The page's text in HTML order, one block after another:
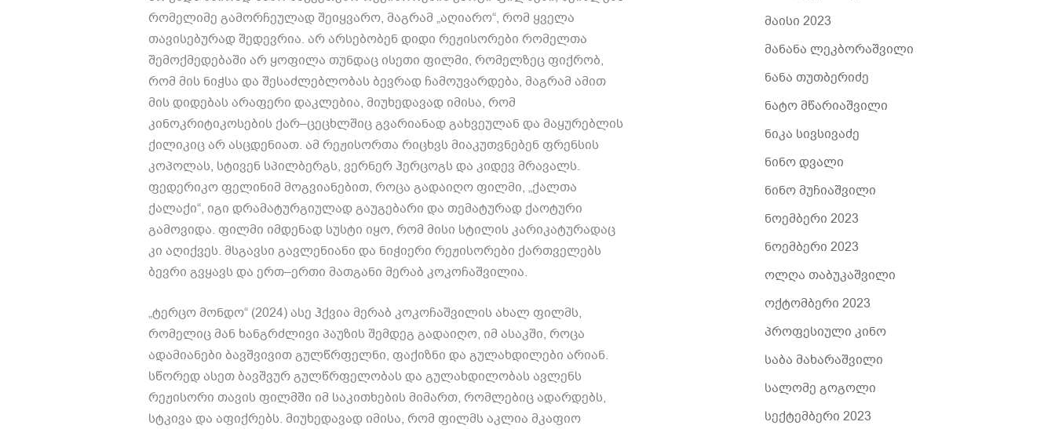
რომელიმე გამორჩეულად შეიყვარო, მაგრამ „აღიარო“, რომ ყველა
თავისებურად შედევრია. არ არსებობენ დიდი რეჟისორები რომელთა
შემოქმედებაში არ ყოფილა თუნდაც ისეთი ფილმი, რომელზეც ფიქრობ,
რომ მის ნიჭსა და შესაძლებლობას ბევრად ჩამოუვარდება, მაგრამ ამით
მის დიდებას არაფერი დაკლებია, მიუხედავად იმისა, რომ
კინოკრიტიკოსების ქარ–ცეცხლშიც გვარიანად გახვეულან და მაყურებლის
ქილიკიც არ ასცდენიათ. ამ რეჟისორთა რიცხვს მიაკუთვნებენ ფრენსის
კოპოლას, სტივენ სპილბერგს, ვერნერ ჰერცოგს და კიდევ მრავალს.
ფედერიკო ფელინიმ მოგვიანებით, როცა გადაიღო ფილმი, „ქალთა
ქალაქი“, იგი დრამატურგიულად გაუგებარი და თემატურად ქაოტური
გამოვიდა. ფილმი იმდენად სუსტი იყო, რომ მისი სტილის კარიკატურადაც
კი აღიქვეს. მსგავსი გავლენიანი და ნიჭიერი რეჟისორები ქართველებს
ბევრი გვყავს და ერთ–ერთი მათგანი მერაბ კოკოჩაშვილია.
„ტერცო მონდო“ (2024)ასე ჰქვია მერაბ კოკოჩაშვილის ახალ ფილმს,
რომელიც მან ხანგრძლივი პაუზის შემდეგ გადაიღო, იმ ასაკში, როცა
ადამიანები ბავშვივით გულწრფელნი, ფაქიზნი და გულახდილები არიან.
სწორედ ასეთ ბავშვურ გულწრფელობას და გულახდილობას ავლენს
რეჟისორი თავის ფილმში იმ საკითხების მიმართ, რომლებიც ადარდებს,
სტკივა და აფიქრებს. მიუხედავად იმისა, რომ ფილმს აკლია მკაფიო
მაისი 2023
მანანა ლეკბორაშვილი
ნანა თუთბერიძე
ნატო მწარიაშვილი
ნიკა სივსივაძე
ნინო დვალი
ნინო მუჩიაშვილი
ნოემბერი 2023
ნოემბერი 2023
ოლღა თაბუკაშვილი
ოქტომბერი 2023
პროფესიული კინო
საბა მახარაშვილი
სალომე გოგოლი
სექტემბერი 2023